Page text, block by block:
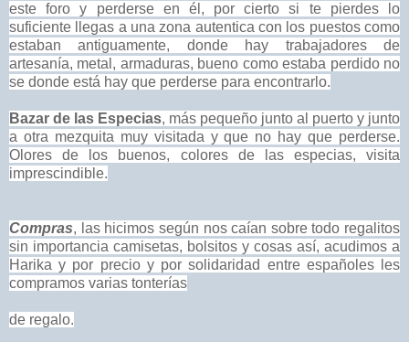
este foro y perderse en él, por cierto si te pierdes lo
suficiente llegas a una zona autentica con los puestos como
estaban antiguamente, donde hay trabajadores de
artesanía, metal, armaduras, bueno como estaba perdido no
se donde está hay que perderse para encontrarlo.
Bazar de las Especias, más pequeño junto al puerto y junto
a otra mezquita muy visitada y que no hay que perderse.
Olores de los buenos, colores de las especias, visita
imprescindible.
Compras, las hicimos según nos caían sobre todo regalitos
sin importancia camisetas, bolsitos y cosas así, acudimos a
Harika y por precio y por solidaridad entre españoles les
compramos varias tonterías
de regalo.